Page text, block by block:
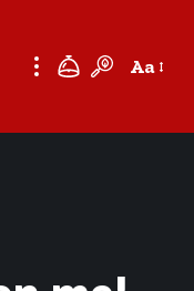
Font
Aa